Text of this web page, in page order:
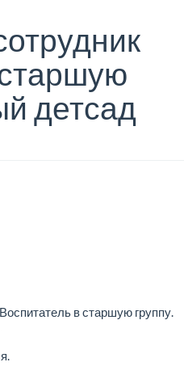
детсад
в старшую группу.